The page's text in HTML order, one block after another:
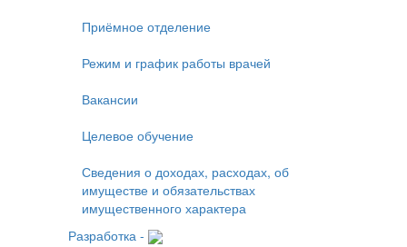
Приёмное отделение
Режим и график работы врачей
Вакансии
Целевое обучение
Сведения о доходах, расходах, об
имуществе и обязательствах
имущественного характера
Разработка -